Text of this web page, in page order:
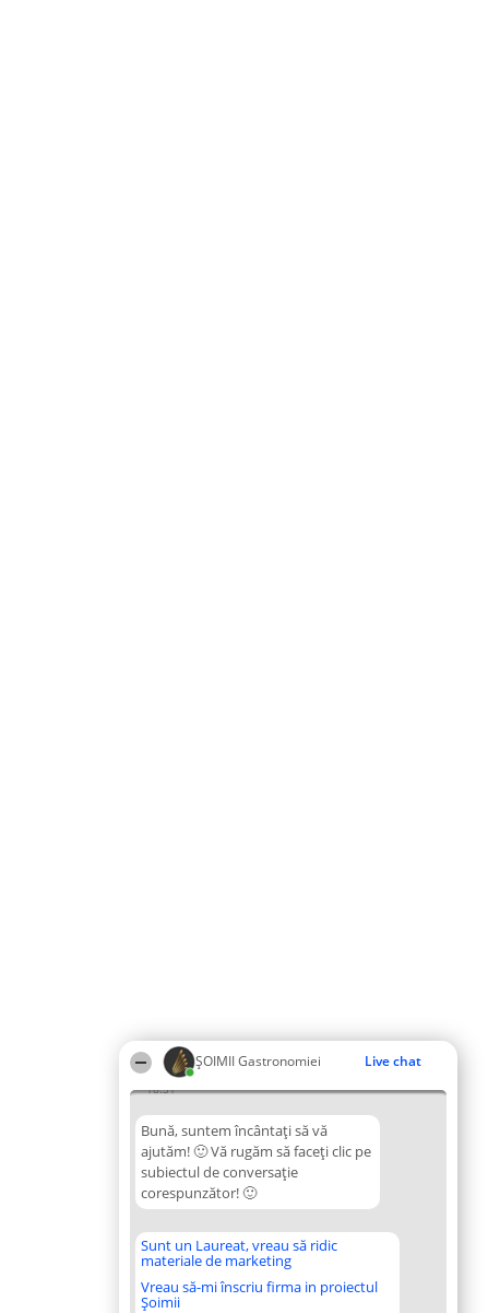
ȘOIMII Gastronomiei Live chat
18:31
Bună, suntem încântați să vă
ajutăm! 🙂 Vă rugăm să faceți clic pe
subiectul de conversație
corespunzător! 🙂
Sunt un Laureat, vreau să ridic
materiale de marketing
Vreau să-mi înscriu firma in proiectul
Șoimii